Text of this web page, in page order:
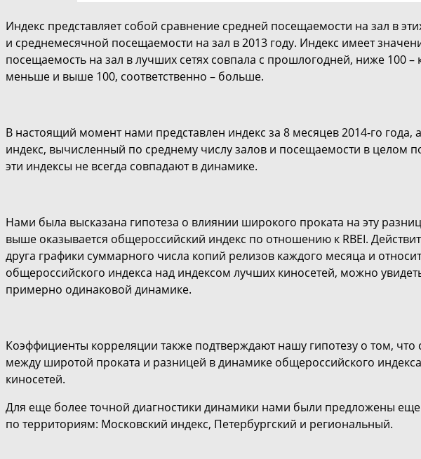
Индекс представляет собой сравнение средней посещаемости на зал в
и среднемесячной посещаемости на зал в 2013 году. Индекс имеет
посещаемость на зал в лучших сетях совпала с прошлогодней, ниже 100 –
меньше и выше 100, соответственно – больше.
В настоящий момент нами представлен индекс за 8 месяцев 2014-го года,
индекс, вычисленный по среднему числу залов и посещаемости в целом
эти индексы не всегда совпадают в динамике.
Нами была высказана гипотеза о влиянии широкого проката на эту
выше оказывается общероссийский индекс по отношению к RBEI.
друга графики суммарного числа копий релизов каждого месяца и
общероссийского индекса над индексом лучших киносетей, можно
примерно одинаковой динамике.
Коэффициенты корреляции также подтверждают нашу гипотезу о том, что
между широтой проката и разницей в динамике общероссийского
киносетей.
Для еще более точной диагностики динамики нами были предложены еще
по территориям: Московский индекс, Петербургский и региональный.